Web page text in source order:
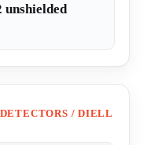
unshielded
/ DIELL